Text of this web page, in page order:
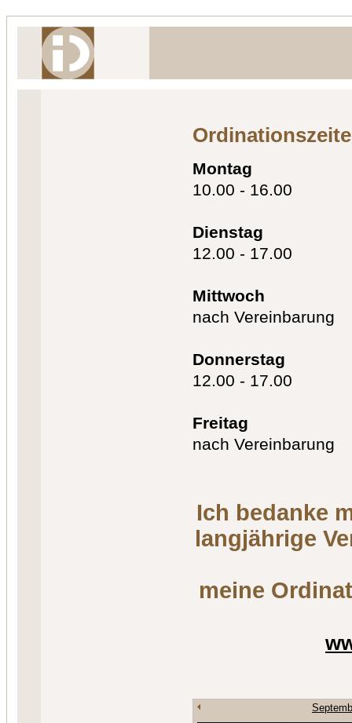
Montag
10.00 - 16.00
Dienstag
12.00 - 17.00
Mittwoch
nach Vereinbarung
Donnerstag
12.00 - 17.00
Freitag
nach Vereinbarung
Ich bedanke
langjährige
meine